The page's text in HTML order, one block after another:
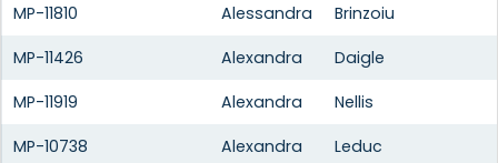
MP-11810
Alessandra
Brinzoiu
MP-11426
Alexandra
Daigle
MP-11919
Alexandra
Nellis
MP-10738
Alexandra
Leduc